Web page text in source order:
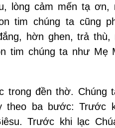
lòng cảm mến tạ ơn,
tim chúng ta cũng
hờn ghen, trả thù,
tim chúng ta như Mẹ
trong đền thờ. Chúng
theo ba bước: Trước
Trước khi lạc